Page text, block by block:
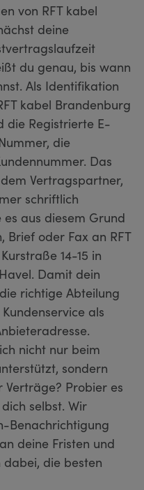
von RFT kabel
deine
du genau, bis wann
Als Identifikation
kabel Brandenburg
die Registrierte E-
die
Das
Vertragspartner,
schriftlich
aus diesem Grund
Brief oder Fax an RFT
14-15 in
Damit dein
richtige Abteilung
als
nicht nur beim
sondern
Probier es
selbst. Wir
Benachrichtigung
deine Fristen und
die besten